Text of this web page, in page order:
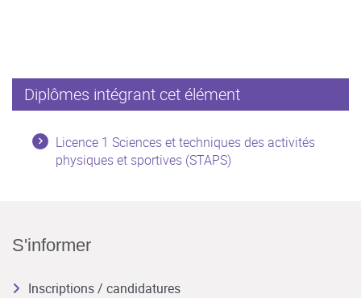
Diplômes intégrant cet élément
Licence 1 Sciences et techniques des activités
physiques et sportives (STAPS)
S'informer
Inscriptions / candidatures